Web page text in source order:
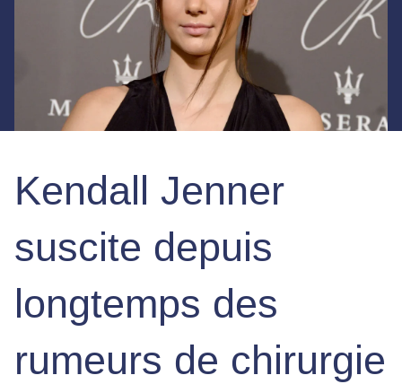
Kendall Jenner
suscite depuis
longtemps des
rumeurs de chirurgie